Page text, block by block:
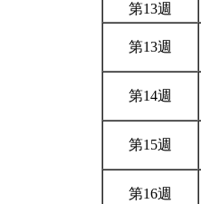
第13週
第13週
第14週
第15週
第16週